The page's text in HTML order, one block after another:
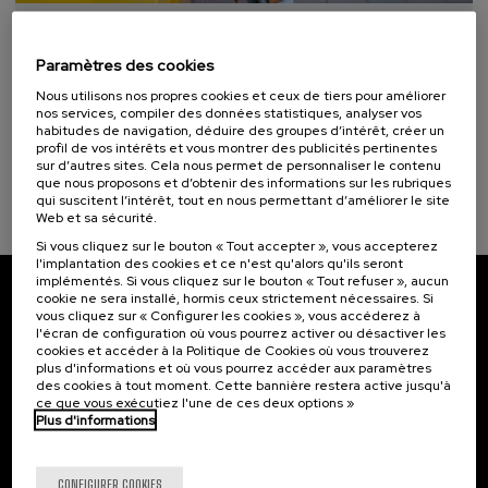
autoaprendizaje (1)
Objectifs de développement durable
Teknologia eta Eredu Arrakastatsuak
10 h. Basque Espagnol
À PARTIR DE10 €
Dernières
places
Gratuit
Date
passée
Liste
d'attente
Période
d'inscription
terminée
Abonnez-vous à notre bulletin
Inscrivez-vous pour être le premier à recevoir les
actualités de l'UIK.
S'abonner
Contact
Paramètres des cookies
Nous utilisons nos propres cookies et ceux de tiers pour améliorer
nos services, compiler des données statistiques, analyser vos
habitudes de navigation, déduire des groupes d’intérêt, créer un
profil de vos intérêts et vous montrer des publicités pertinentes
sur d’autres sites. Cela nous permet de personnaliser le contenu
que nous proposons et d’obtenir des informations sur les rubriques
qui suscitent l’intérêt, tout en nous permettant d’améliorer le site
Web et sa sécurité.
Si vous cliquez sur le bouton « Tout accepter », vous accepterez
l'implantation des cookies et ce n'est qu'alors qu'ils seront
implémentés. Si vous cliquez sur le bouton « Tout refuser », aucun
cookie ne sera installé, hormis ceux strictement nécessaires. Si
vous cliquez sur « Configurer les cookies », vous accéderez à
l'écran de configuration où vous pourrez activer ou désactiver les
cookies et accéder à la Politique de Cookies où vous trouverez
plus d'informations et où vous pourrez accéder aux paramètres
des cookies à tout moment. Cette bannière restera active jusqu'à
ce que vous exécutiez l'une de ces deux options »
Plus d'informations
CONFIGURER COOKIES